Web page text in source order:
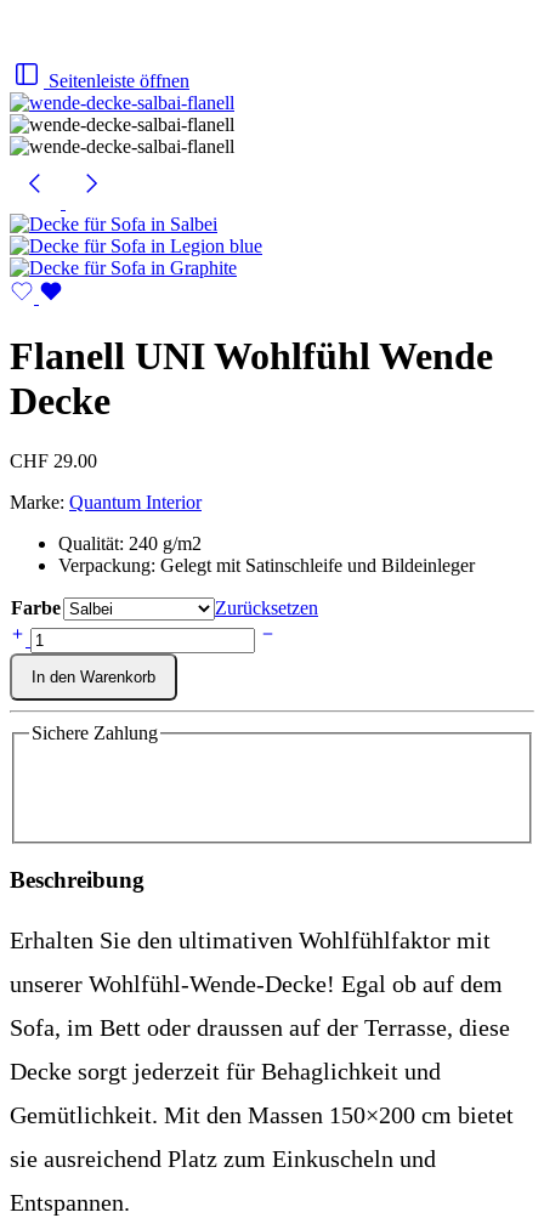
Seitenleiste öffnen
Flanell UNI Wohlfühl Wende
Decke
CHF 29.00
Marke: Quantum Interior
Qualität: 240 g/m2
Verpackung: Gelegt mit Satinschleife und Bildeinleger
Farbe Zurücksetzen
In den Warenkorb
Sichere Zahlung
Beschreibung
Erhalten Sie den ultimativen Wohlfühlfaktor mit
unserer Wohlfühl-Wende-Decke! Egal ob auf dem
Sofa, im Bett oder draussen auf der Terrasse, diese
Decke sorgt jederzeit für Behaglichkeit und
Gemütlichkeit. Mit den Massen 150×200 cm bietet
sie ausreichend Platz zum Einkuscheln und
Entspannen.